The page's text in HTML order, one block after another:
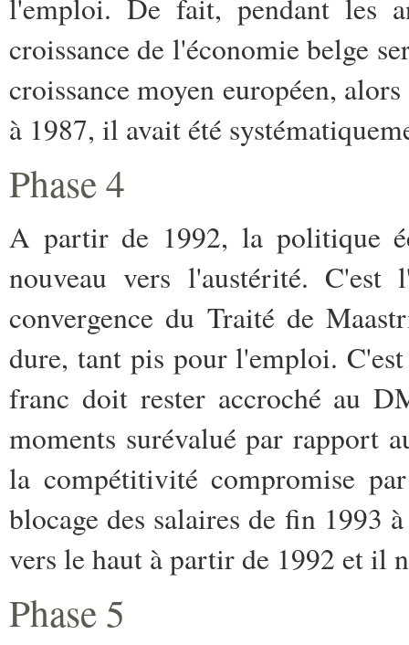
l'emploi. De fait, pendant les
croissance de l'économie belge
croissance moyen européen,
à 1987, il avait été
Phase 4
A partir de 1992, la politique
nouveau vers l'austérité. C'est
convergence du Traité de
dure, tant pis pour l'emploi.
franc doit rester accroché au
moments surévalué par rapport
la compétitivité compromise
blocage des salaires de fin 1993
vers le haut à partir de 1992 et il
Phase 5